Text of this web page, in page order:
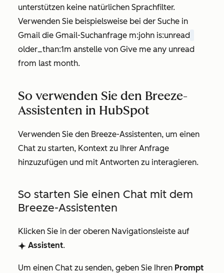
unterstützen keine natürlichen Sprachfilter.
Verwenden Sie beispielsweise bei der Suche in
Gmail die Gmail-Suchanfrage m:john is:unread
older_than:1m anstelle von Give me any unread
from last month.
So verwenden Sie den Breeze-
Assistenten in HubSpot
Verwenden Sie den Breeze-Assistenten, um einen
Chat zu starten, Kontext zu Ihrer Anfrage
hinzuzufügen und mit Antworten zu interagieren.
So starten Sie einen Chat mit dem
Breeze-Assistenten
Klicken Sie in der oberen Navigationsleiste auf
breezeSingleStarIcon Assistent.
Um einen Chat zu senden, geben Sie Ihren Prompt